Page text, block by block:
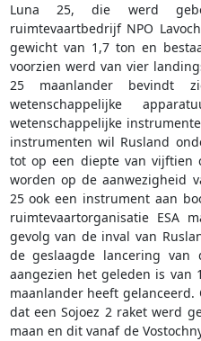
Luna 25, die werd
ruimtevaartbedrijf NPO
gewicht van 1,7 ton en
voorzien werd van vier
25 maanlander bevindt
wetenschappelijke
wetenschappelijke
instrumenten wil Rusland
tot op een diepte van vijftien
worden op de aanwezigheid
25 ook een instrument aan
ruimtevaartorganisatie ESA
gevolg van de inval van
de geslaagde lancering
aangezien het geleden is van
maanlander heeft
dat een Sojoez 2 raket werd
maan en dit vanaf de